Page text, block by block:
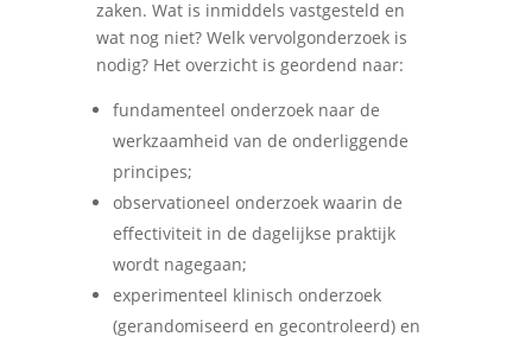
zaken. Wat is inmiddels vastgesteld en
wat nog niet? Welk vervolgonderzoek is
nodig? Het overzicht is geordend naar:
fundamenteel onderzoek naar de
werkzaamheid van de onderliggende
principes;
observationeel onderzoek waarin de
effectiviteit in de dagelijkse praktijk
wordt nagegaan;
experimenteel klinisch onderzoek
(gerandomiseerd en gecontroleerd) en